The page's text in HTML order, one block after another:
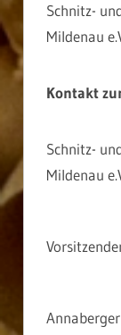
Schnitz-
Mildenau
Kontakt
Schnitz-
Mildenau